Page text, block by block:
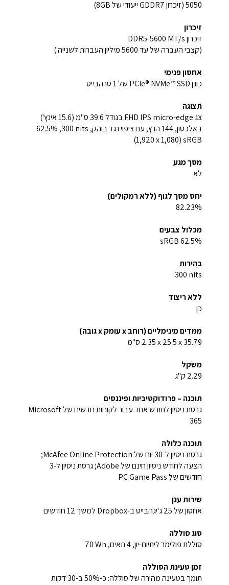
5050 (זיכרון GDDR7 ייעודי של 8GB)
זיכרון
זיכרון DDR5-5600 MT/s
(קצבי העברה של עד ‎5600 מיליון העברות לשנייה.)
אחסון פנימי
כונן PCIe® NVMe™ SSD של ‎1 טרהבייט
תצוגה
צג FHD IPS micro-edge בגודל 39.6 ס"מ (15.6 אינץ')
באלכסון, 144 הרץ, עם ציפוי נגד בוהק, ‎300 nits‏, ‎‎62.5%
sRGB‏‏ (‎1,920 x 1,080)
מסך מגע
לא
יחס מסך לגוף (ללא רמקולים)
82.23%
מכלול צבעים
62.5% sRGB
בהירות
‎300 nits‏
ללא ריצוד
כן
ממדים מינימליים (רוחב x עומק x גובה)
‎35.79 ‏x ‏25.5 x ‏2.35 ס"מ
משקל
2.29 ק"ג
תוכנה – פרודוקטיביות ופיננסים
גרסת ניסיון לחודש אחד עבור לקוחות חדשים של Microsoft
365
תוכנה כלולה
גרסת ניסיון ל-30 יום של McAfee Online Protection‏;
הצעה לחודש ניסיון חינם של Adobe; גרסת ניסיון ל-3
חודשים של PC Game Pass
שירות ענן
אחסון של ‎25 ג'יגהבייט ב-Dropbox למשך 12 חודשים
סוג סוללה
סוללת פולימר ליתיום-יון, 4 תאים, ‎70 Wh
זמן טעינת הסוללה
תומך בטעינה מהירה של סוללה: כ-50% ב-30 דקות